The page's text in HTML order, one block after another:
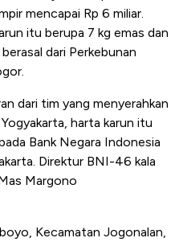
mencapai Rp 6 miliar.
itu berupa 7 kg emas dan
dari Perkebunan
dari tim yang menyerahkan
harta karun itu
Bank Negara Indonesia
Direktur BNI-46 kala
Margono
Kecamatan Jogonalan,
Harga
Berbahaya
Adu Panas
Mana